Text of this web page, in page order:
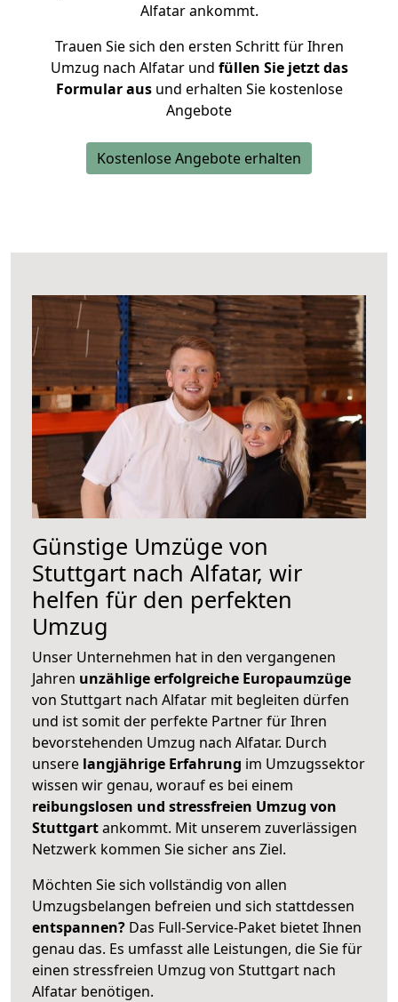
Alfatar ankommt.
Trauen Sie sich den ersten Schritt für Ihren
Umzug nach Alfatar und füllen Sie jetzt das
Formular ausund erhalten Sie kostenlose
Angebote
Kostenlose Angebote erhalten
Günstige Umzüge von
Stuttgart nach Alfatar, wir
helfen für den perfekten
Umzug
Unser Unternehmen hat in den vergangenen
Jahren unzählige erfolgreiche Europaumzüge
von Stuttgart nach Alfatar mit begleiten dürfen
und ist somit der perfekte Partner für Ihren
bevorstehenden Umzug nach Alfatar. Durch
unsere langjährige Erfahrung im Umzugssektor
wissen wir genau, worauf es bei einem
reibungslosen und stressfreien Umzug von
Stuttgartankommt. Mit unserem zuverlässigen
Netzwerk kommen Sie sicher ans Ziel.
Möchten Sie sich vollständig von allen
Umzugsbelangen befreien und sich stattdessen
entspannen? Das Full-Service-Paket bietet Ihnen
genau das. Es umfasst alle Leistungen, die Sie für
einen stressfreien Umzug von Stuttgart nach
Alfatar benötigen.